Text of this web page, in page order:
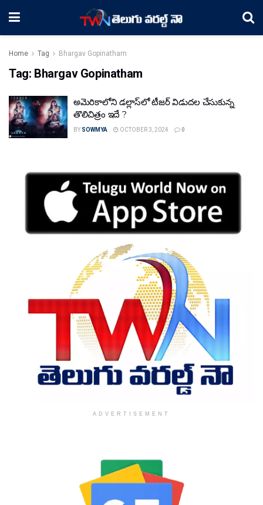
Home Tag Bhargav Gopinatham
Tag: Bhargav Gopinatham
అమెరికాలోని డల్లాస్‌లో టీజర్‌ విడుదల చేసుకున్న
తొలిచిత్రం ఇదే ?
BY SOWMYA OCTOBER 3, 2024 0
ADVERTISEMENT